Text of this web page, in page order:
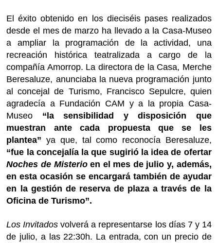
El éxito obtenido en los dieciséis pases realizados
desde el mes de marzo ha llevado a la Casa-Museo
a ampliar la programación de la actividad, una
recreación histórica teatralizada a cargo de la
compañía Amorrop. La directora de la Casa, Merche
Beresaluze, anunciaba la nueva programación junto
al concejal de Turismo, Francisco Sepulcre, quien
agradecía a Fundación CAM y a la propia Casa-
Museo “la sensibilidad y disposición que
muestran ante cada propuesta que se les
plantea”ya que, tal como reconocía Beresaluze,
“fue la concejalía la que sugirió la idea de ofertar
Noches de Misterioen el mes de julio y, además,
en esta ocasión se encargará también de ayudar
en la gestión de reserva de plaza a través de la
Oficina de Turismo”.
Los Invitados volverá a representarse los días 7 y 14
de julio, a las 22:30h. La entrada, con un precio de